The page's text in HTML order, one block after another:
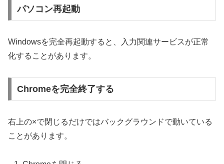
パソコン再起動
Windowsを完全再起動すると、入力関連サービスが正常
化することがあります。
Chromeを完全終了する
右上の×で閉じるだけではバックグラウンドで動いている
ことがあります。